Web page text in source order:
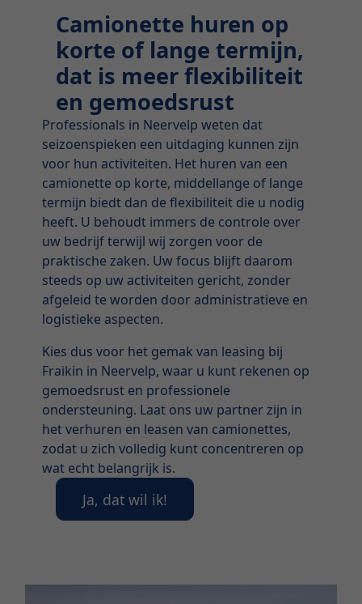
Camionette huren op
korte of lange termijn,
dat is meer flexibiliteit
en gemoedsrust
Professionals in Neervelp weten dat
seizoenspieken een uitdaging kunnen zijn
voor hun activiteiten. Het huren van een
camionette op korte, middellange of lange
termijn biedt dan de flexibiliteit die u nodig
heeft. U behoudt immers de controle over
uw bedrijf terwijl wij zorgen voor de
praktische zaken. Uw focus blijft daarom
steeds op uw activiteiten gericht, zonder
afgeleid te worden door administratieve en
logistieke aspecten.
Kies dus voor het gemak van leasing bij
Fraikin in Neervelp, waar u kunt rekenen op
gemoedsrust en professionele
ondersteuning. Laat ons uw partner zijn in
het verhuren en leasen van camionettes,
zodat u zich volledig kunt concentreren op
wat echt belangrijk is.
Ja, dat wil ik!